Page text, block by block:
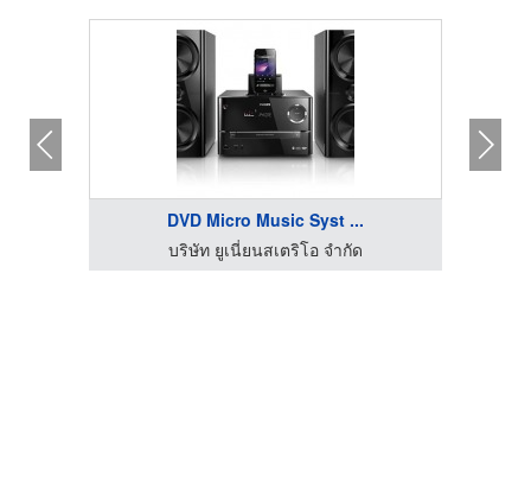
DVD Micro Music Syst ...
บริษัท ยูเนี่ยนสเตริโอ จำกัด